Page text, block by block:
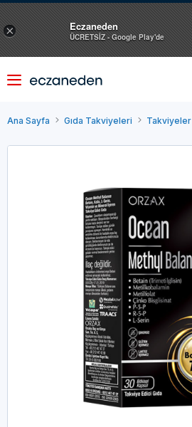
Ana Sayfa Gıda Takviyeleri Takviyeler
× Eczaneden
ÜCRETSİZ - Google Play'de